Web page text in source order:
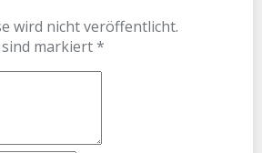
wird nicht veröffentlicht.
markiert *